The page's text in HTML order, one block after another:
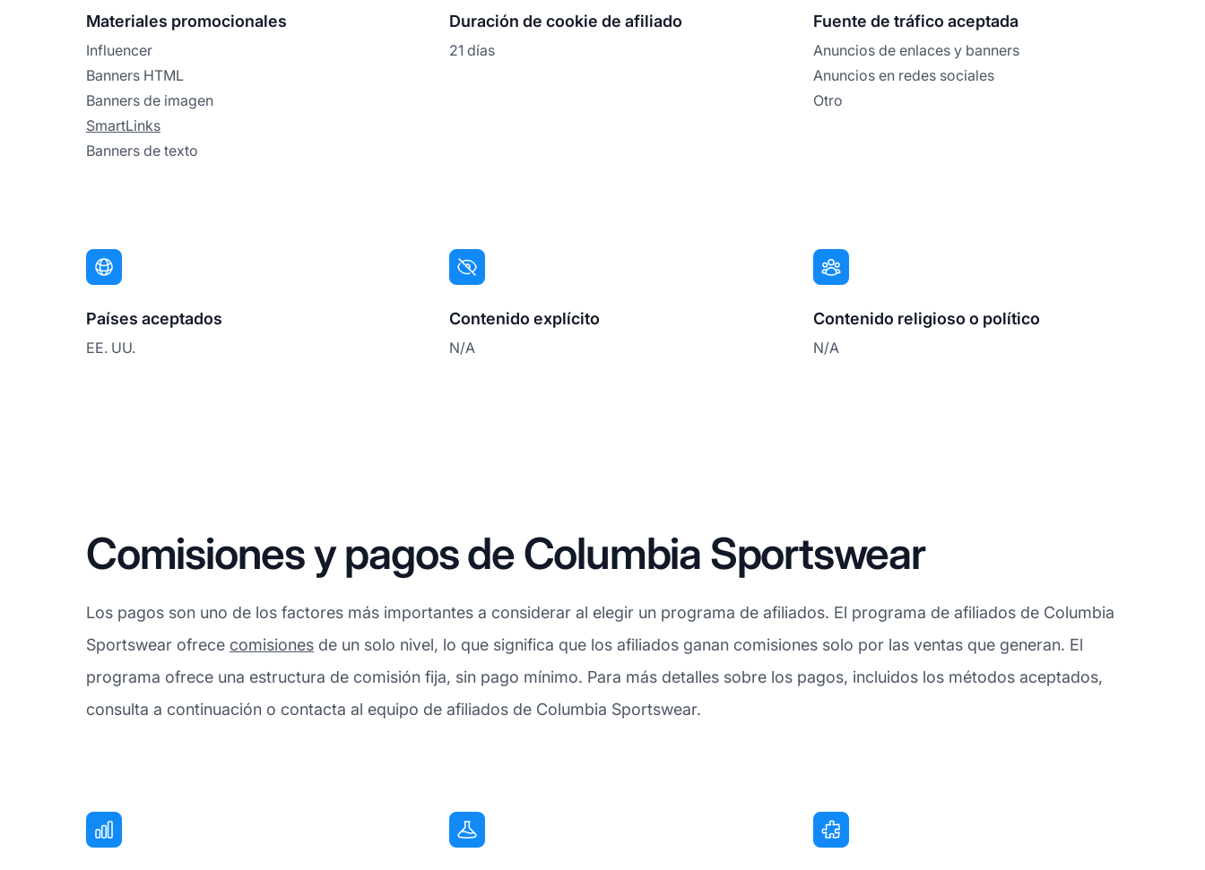
Materiales promocionales
Influencer
Banners HTML
Banners de imagen
SmartLinks
Banners de texto
Duración de cookie de afiliado
21 días
Fuente de tráfico aceptada
Anuncios de enlaces y banners
Anuncios en redes sociales
Otro
Países aceptados
EE. UU.
Contenido explícito
N/A
Contenido religioso o político
N/A
Comisiones y pagos de Columbia Sportswear
Los pagos son uno de los factores más importantes a considerar al elegir un programa de afiliados. El programa de afiliados de Columbia
Sportswear ofrece comisiones de un solo nivel, lo que significa que los afiliados ganan comisiones solo por las ventas que generan. El
programa ofrece una estructura de comisión fija, sin pago mínimo. Para más detalles sobre los pagos, incluidos los métodos aceptados,
consulta a continuación o contacta al equipo de afiliados de Columbia Sportswear.